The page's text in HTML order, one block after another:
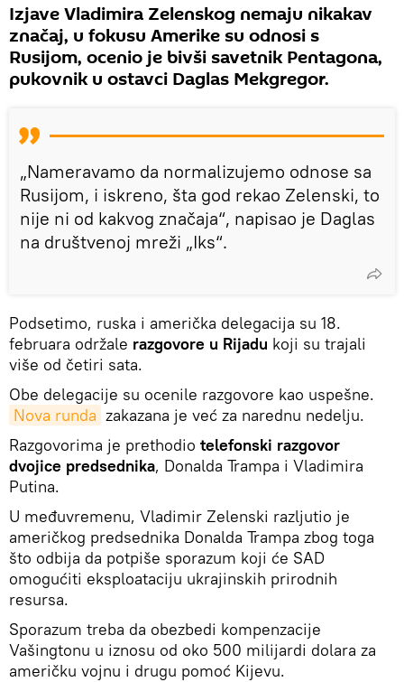
Izjave Vladimira Zelenskog nemaju nikakav
značaj, u fokusu Amerike su odnosi s
Rusijom, ocenio je bivši savetnik Pentagona,
pukovnik u ostavci Daglas Mekgregor.
„Nameravamo da normalizujemo odnose sa
Rusijom, i iskreno, šta god rekao Zelenski, to
nije ni od kakvog značaja“, napisao je Daglas
na društvenoj mreži „Iks“.
Podsetimo, ruska i američka delegacija su 18.
februara održale razgovore u Rijadu koji su trajali
više od četiri sata.
Obe delegacije su ocenile razgovore kao uspešne.
Nova runda zakazana je već za narednu nedelju.
Razgovorima je prethodio telefonski razgovor
dvojice predsednika, Donalda Trampa i Vladimira
Putina.
U međuvremenu, Vladimir Zelenski razljutio je
američkog predsednika Donalda Trampa zbog toga
što odbija da potpiše sporazum koji će SAD
omogućiti eksploataciju ukrajinskih prirodnih
resursa.
Sporazum treba da obezbedi kompenzacije
Vašingtonu u iznosu od oko 500 milijardi dolara za
američku vojnu i drugu pomoć Kijevu.